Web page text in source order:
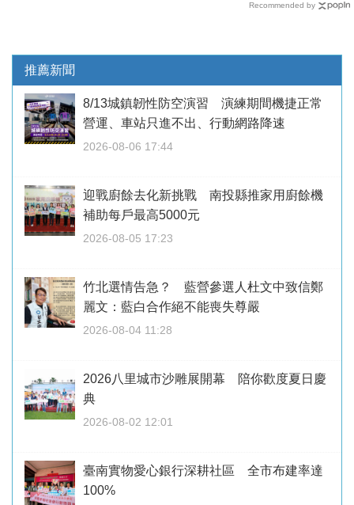
Recommended by
推薦新聞
8/13城鎮韌性防空演習 演練期間機捷正常
營運、車站只進不出、行動網路降速
2026-08-06 17:44
迎戰廚餘去化新挑戰 南投縣推家用廚餘機
補助每戶最高5000元
2026-08-05 17:23
竹北選情告急？ 藍營參選人杜文中致信鄭
麗文：藍白合作絕不能喪失尊嚴
2026-08-04 11:28
2026八里城市沙雕展開幕 陪你歡度夏日慶
典
2026-08-02 12:01
臺南實物愛心銀行深耕社區 全市布建率達
100%